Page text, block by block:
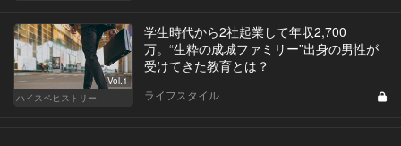
Vol.1
ハイスペヒストリー
学生時代から2社起業して年収2,700
万。“生粋の成城ファミリー”出身の男性が
受けてきた教育とは？
ライフスタイル